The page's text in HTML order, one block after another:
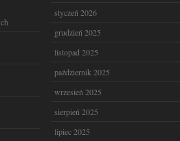
styczeń 2026
grudzień 2025
listopad 2025
październik 2025
wrzesień 2025
sierpień 2025
lipiec 2025